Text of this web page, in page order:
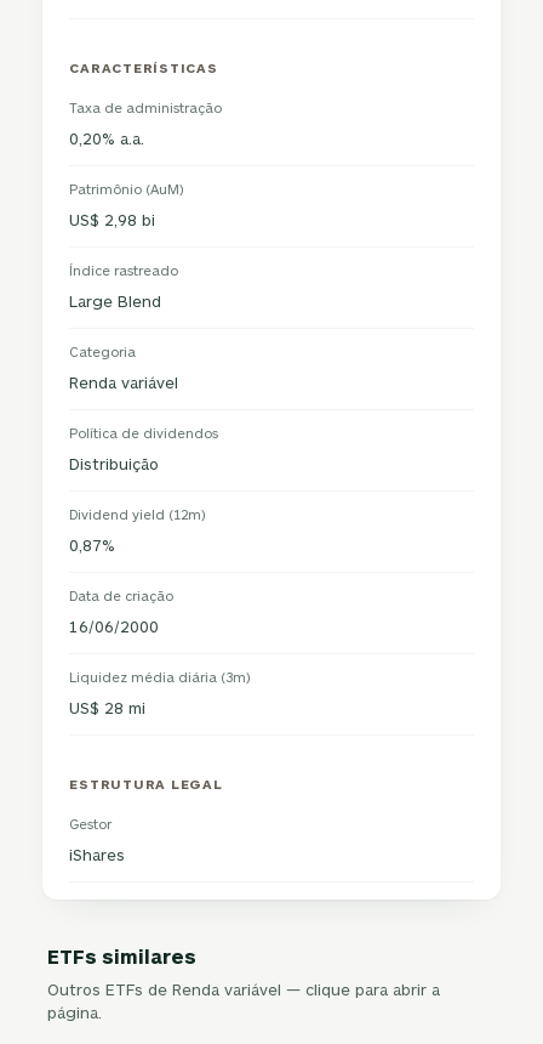
CARACTERÍSTICAS
Taxa de administração
0,20% a.a.
Patrimônio (AuM)
US$ 2,98 bi
Índice rastreado
Large Blend
Categoria
Renda variável
Política de dividendos
Distribuição
Dividend yield (12m)
0,87%
Data de criação
16/06/2000
Liquidez média diária (3m)
US$ 28 mi
ESTRUTURA LEGAL
Gestor
iShares
ETFs similares
Outros ETFs de Renda variável — clique para abrir a
página.